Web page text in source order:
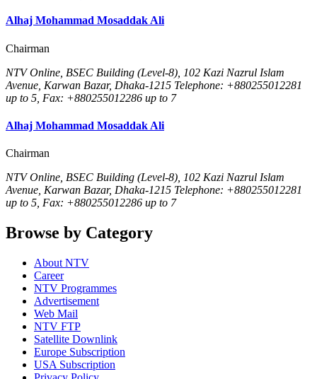
Alhaj Mohammad Mosaddak Ali
Chairman
NTV Online, BSEC Building (Level-8), 102 Kazi Nazrul Islam
Avenue, Karwan Bazar, Dhaka-1215 Telephone: +880255012281
up to 5, Fax: +880255012286 up to 7
Alhaj Mohammad Mosaddak Ali
Chairman
NTV Online, BSEC Building (Level-8), 102 Kazi Nazrul Islam
Avenue, Karwan Bazar, Dhaka-1215 Telephone: +880255012281
up to 5, Fax: +880255012286 up to 7
Browse by Category
About NTV
Career
NTV Programmes
Advertisement
Web Mail
NTV FTP
Satellite Downlink
Europe Subscription
USA Subscription